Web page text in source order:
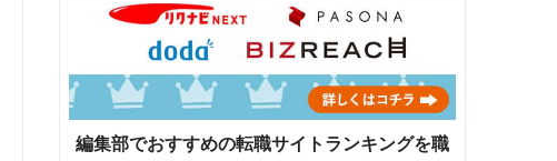
編集部でおすすめの転職サイトランキングを職